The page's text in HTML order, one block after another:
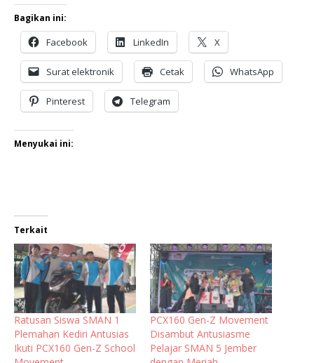
Bagikan ini:
Facebook LinkedIn X
Surat elektronik Cetak WhatsApp
Pinterest Telegram
Menyukai ini:
Terkait
Ratusan Siswa SMAN 1
Plemahan Kediri Antusias
Ikuti PCX160 Gen-Z School
PCX160 Gen-Z Movement
Disambut Antusiasme
Pelajar SMAN 5 Jember